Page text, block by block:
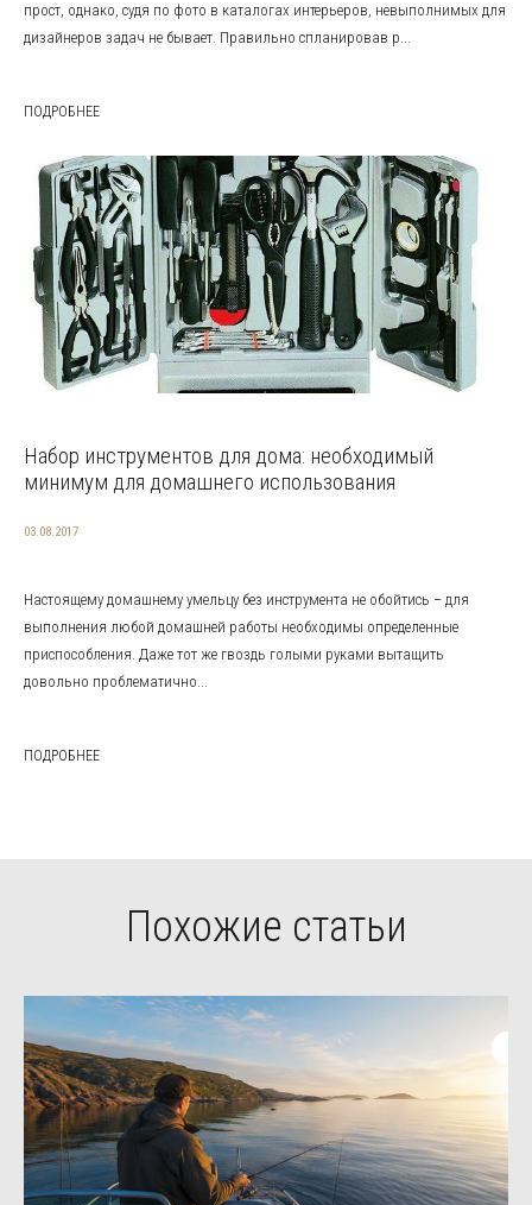
прост, однако, судя по фото в каталогах интерьеров, невыполнимых для
дизайнеров задач не бывает. Правильно спланировав р...
ПОДРОБНЕЕ
Набор инструментов для дома: необходимый
минимум для домашнего использования
03.08.2017
Настоящему домашнему умельцу без инструмента не обойтись – для
выполнения любой домашней работы необходимы определенные
приспособления. Даже тот же гвоздь голыми руками вытащить
довольно проблематично...
ПОДРОБНЕЕ
Похожие статьи